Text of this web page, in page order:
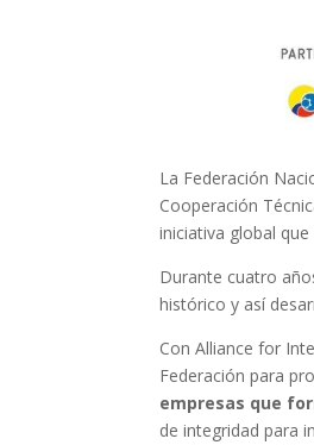
La Federación
Cooperación
iniciativa global
Durante cuatro
histórico y así
Con Alliance for
Federación para
empresas que
de integridad para